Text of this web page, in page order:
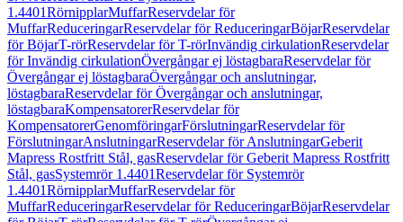
1.4401RörnipplarMuffarReservdelar för
MuffarReduceringarReservdelar för ReduceringarBöjarReservdelar
för BöjarT-rörReservdelar för T-rörInvändig cirkulationReservdelar
för Invändig cirkulationÖvergångar ej löstagbaraReservdelar för
Övergångar ej löstagbaraÖvergångar och anslutningar,
löstagbaraReservdelar för Övergångar och anslutningar,
löstagbaraKompensatorerReservdelar för
KompensatorerGenomföringarFörslutningarReservdelar för
FörslutningarAnslutningarReservdelar för AnslutningarGeberit
Mapress Rostfritt Stål, gasReservdelar för Geberit Mapress Rostfritt
Stål, gasSystemrör 1.4401Reservdelar för Systemrör
1.4401RörnipplarMuffarReservdelar för
MuffarReduceringarReservdelar för ReduceringarBöjarReservdelar